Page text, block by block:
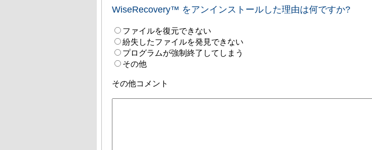
WiseRecovery™ をアンインストールした理由は何ですか?
ファイルを復元できない
紛失したファイルを発見できない
プログラムが強制終了してしまう
その他
その他コメント